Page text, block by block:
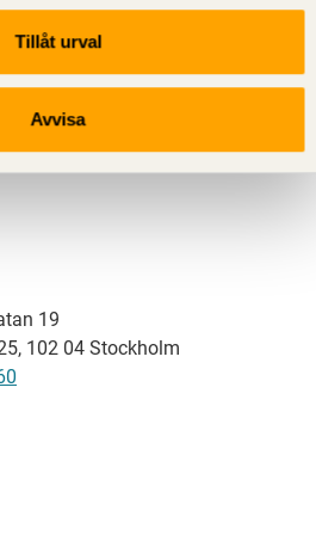
Tillåt urval
Avvisa
svensk sågverksindustri
förpackningsindustri samt
19
102 04 Stockholm